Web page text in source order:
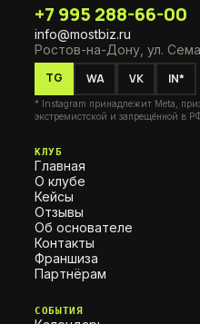
+7 995 288-66-00
info@mostbiz.ru
Ростов-на-Дону, ул.
TG
WA VK IN*
* Instagram принадлежит Meta,
экстремистской и запрещённой в
КЛУБ
Главная
О клубе
Кейсы
Отзывы
Об основателе
Контакты
Франшиза
Партнёрам
СОБЫТИЯ